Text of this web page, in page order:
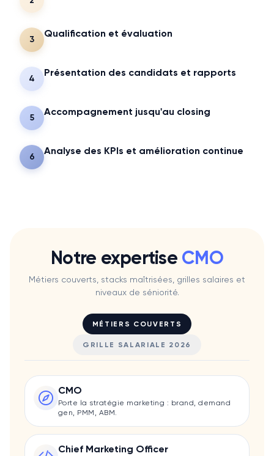
3
Qualification et évaluation
4
Présentation des candidats et rapports
5
Accompagnement jusqu'au closing
6
Analyse des KPIs et amélioration continue
Notre expertise CMO
Métiers couverts, stacks maîtrisées, grilles salaires et
niveaux de séniorité.
MÉTIERS COUVERTS
GRILLE SALARIALE 2026
CMO
Porte la stratégie marketing : brand, demand
gen, PMM, ABM.
Chief Marketing Officer